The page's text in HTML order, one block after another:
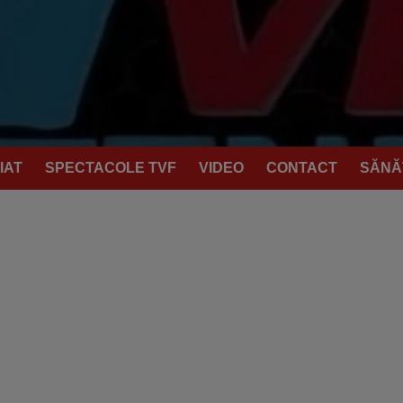
SPECTACOLE TVF VIDEO CONTACT